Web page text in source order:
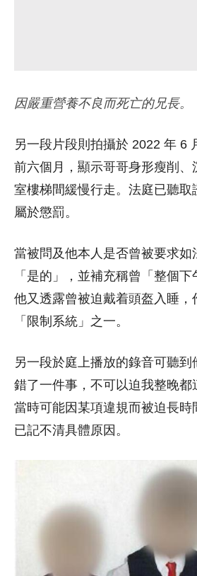
因嚴重營養不良而死亡的兄長。
另一段片段則拍攝於 2022 年 6
前六個月，顯示哥哥身形瘦削、
室樓梯間緩慢行走。法庭已聽取
屬於懲罰。
當被問及他本人是否曾被要求如
「是的」，並補充稱曾「整個下
他又透露曾被迫戴着頭盔入睡，
「限制系統」之一。
另一段於庭上播放的錄音可聽到
錯了一件事，不可以迫我整晚都
當時可能因某項違規而被迫長時
已記不清具體原因。